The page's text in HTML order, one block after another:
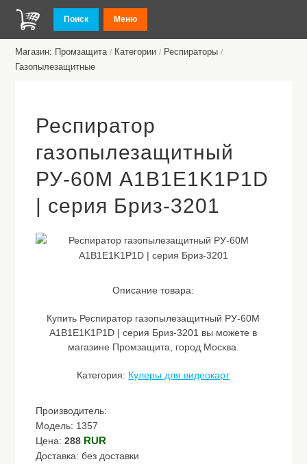
Поиск Меню
Магазин: Промзащита / Категории / Респираторы /
Газопылезащитные
Респиратор
газопылезащитный
РУ-60М A1B1E1K1P1D
| серия Бриз-3201
Описание товара:
Купить Респиратор газопылезащитный РУ-60М
A1B1E1K1P1D | серия Бриз-3201 вы можете в
магазине Промзащита, город Москва.
Категория: Кулеры для видеокарт
Производитель:
Модель: 1357
Цена:288 RUR
Доставка: без доставки